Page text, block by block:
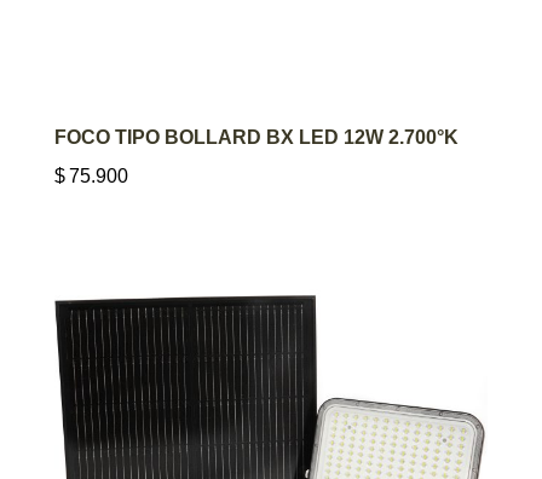
AGREGAR AL CARRITO
FOCO TIPO BOLLARD BX LED 12W 2.700°K
$75.900